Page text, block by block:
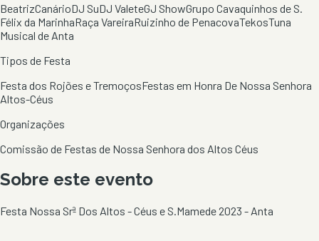
BeatrizCanárioDJ SuDJ ValeteGJ ShowGrupo Cavaquinhos de S.
Félix da MarinhaRaça VareiraRuizinho de PenacovaTekosTuna
Musical de Anta
Tipos de Festa
Festa dos Rojões e TremoçosFestas em Honra De Nossa Senhora
Altos-Céus
Organizações
Comissão de Festas de Nossa Senhora dos Altos Céus
Sobre este evento
Festa Nossa Srª Dos Altos - Céus e S.Mamede 2023 - Anta